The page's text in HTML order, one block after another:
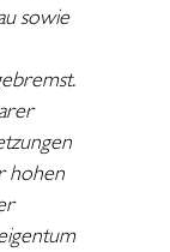
sowie
hohen